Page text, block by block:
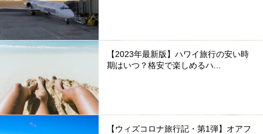
【2023年最新版】ハワイ旅行の安い時
期はいつ？格安で楽しめるハ...
【ウィズコロナ旅行記・第1弾】オアフ